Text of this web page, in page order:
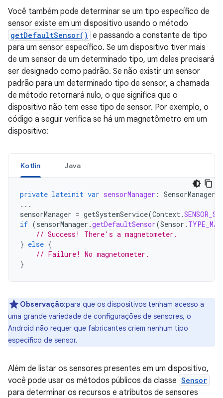
Você também pode determinar se um tipo específico de
sensor existe em um dispositivo usando o método
getDefaultSensor() e passando a constante de tipo
para um sensor específico. Se um dispositivo tiver mais
de um sensor de um determinado tipo, um deles precisará
ser designado como padrão. Se não existir um sensor
padrão para um determinado tipo de sensor, a chamada
de método retornará nulo, o que significa que o
dispositivo não tem esse tipo de sensor. Por exemplo, o
código a seguir verifica se há um magnetômetro em um
dispositivo:
Kotlin Java
private lateinit var sensorManager : SensorManager
...
sensorManager = getSystemService(Context.
if (sensorManager .getDefaultSensor(Sensor .
// Success! There's a magnetometer.
} else {
// Failure! No magnetometer.
}
Observação:para que os dispositivos tenham acesso a
uma grande variedade de configurações de sensores, o
Android não requer que fabricantes criem nenhum tipo
específico de sensor.
Além de listar os sensores presentes em um dispositivo,
você pode usar os métodos públicos da classe Sensor
para determinar os recursos e atributos de sensores